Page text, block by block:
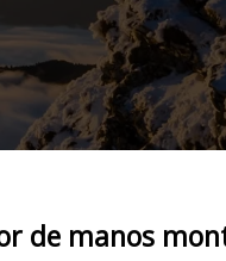
de manos